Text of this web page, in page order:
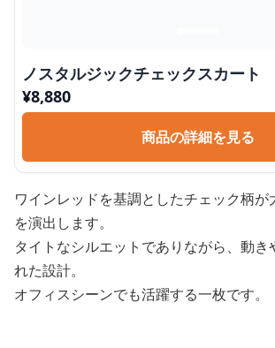
ノスタルジックチェックスカート
¥8,880
商品の詳細を見る
ワインレッドを基調としたチェック柄が
を演出します。
タイトなシルエットでありながら、動き
れた設計。
オフィスシーンでも活躍する一枚です。